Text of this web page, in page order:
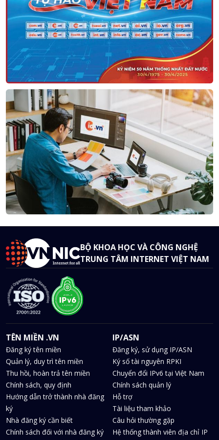
BỘ KHOA HỌC VÀ CÔNG NGHỆ
TRUNG TÂM INTERNET VIỆT NAM
TÊN MIỀN .VN
Đăng ký tên miền
Quản lý, duy trì tên miền
Thu hồi, hoàn trả tên miền
Chính sách, quy định
Hướng dẫn trở thành nhà đăng
ký
Nhà đăng ký cần biết
Chính sách đối với nhà đăng ký
IP/ASN
Đăng ký, sử dụng IP/ASN
Ký số tài nguyên RPKI
Chuyển đổi IPv6 tại Việt Nam
Chính sách quản lý
Hỗ trợ
Tài liệu tham khảo
Câu hỏi thường gặp
Hệ thống thành viên địa chỉ IP